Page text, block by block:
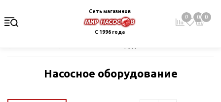
Сеть магазинов
С 1996 года
0 0 0
Насосное оборудование